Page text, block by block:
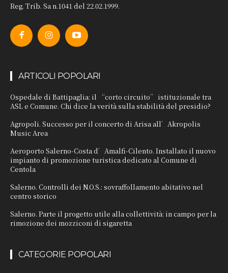
Reg. Trib. Sa n.1041 del 22.02.1999.
ARTICOLI POPOLARI
Ospedale di Battipaglia: il “corto circuito” istituzionale tra
ASL e Comune. Chi dice la verità sulla stabilità del presidio?
Agropoli. Successo per il concerto di Arisa all’Akropolis
Music Area
Aeroporto Salerno-Costa d’Amalfi-Cilento. Installato il nuovo
impianto di promozione turistica dedicato al Comune di
Centola
Salerno. Controlli dei N.O.S.: sovraffollamento abitativo nel
centro storico
Salerno. Parte il progetto utile alla collettività: in campo per la
rimozione dei mozziconi di sigaretta
CATEGORIE POPOLARI